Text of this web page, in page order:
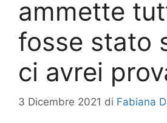
ammette
fosse stato
ci avrei
3 Dicembre 2021 di Fabiana